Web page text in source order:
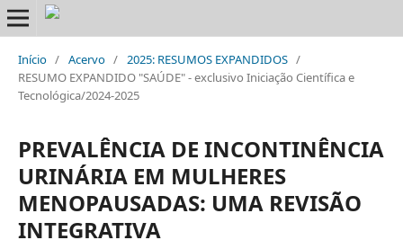
Início / Acervo / 2025: RESUMOS EXPANDIDOS /
RESUMO EXPANDIDO "SAÚDE" - exclusivo Iniciação Científica e
Tecnológica/2024-2025
PREVALÊNCIA DE INCONTINÊNCIA
URINÁRIA EM MULHERES
MENOPAUSADAS: UMA REVISÃO
INTEGRATIVA